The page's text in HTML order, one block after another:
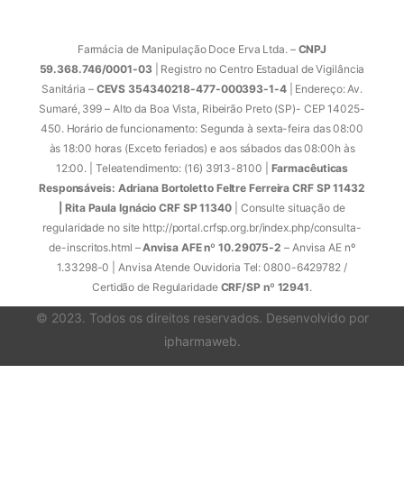
Farmácia de Manipulação Doce Erva Ltda. – CNPJ
59.368.746/0001-03| Registro no Centro Estadual de Vigilância
Sanitária –CEVS 354340218-477-000393-1-4| Endereço: Av.
Sumaré, 399 – Alto da Boa Vista, Ribeirão Preto (SP)- CEP 14025-
450. Horário de funcionamento: Segunda à sexta-feira das 08:00
às 18:00 horas (Exceto feriados) e aos sábados das 08:00h às
12:00. | Teleatendimento: (16) 3913-8100 | Farmacêuticas
Responsáveis: Adriana Bortoletto Feltre Ferreira CRF SP 11432
| Rita Paula Ignácio CRF SP 11340 | Consulte situação de
regularidade no site http://portal.crfsp.org.br/index.php/consulta-
de-inscritos.html –Anvisa AFE nº 10.29075-2 – Anvisa AE nº
1.33298-0 | Anvisa Atende Ouvidoria Tel: 0800-6429782 /
Certidão de Regularidade CRF/SP nº 12941.
© 2023. Todos os direitos reservados. Desenvolvido por
ipharmaweb.